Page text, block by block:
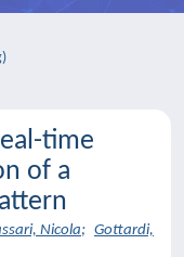
time
of a
Nicola; Gottardi,